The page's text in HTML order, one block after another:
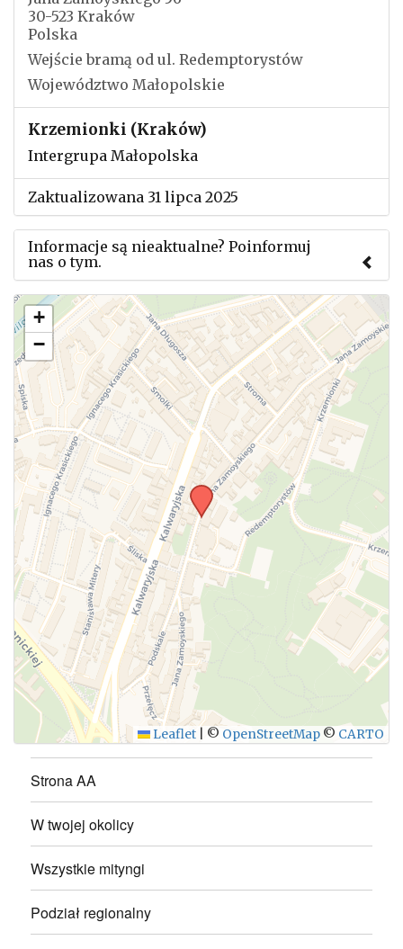
30-523 Kraków
Polska
Wejście bramą od ul. Redemptorystów
Województwo Małopolskie
Krzemionki (Kraków)
Intergrupa Małopolska
Zaktualizowana 31 lipca 2025
Informacje są nieaktualne? Poinformuj
nas o tym.
Użyj tego formularza aby przesłać informację o
zmianach w powyższym mityngu.
WYŚLIJ
+
−
Leaflet © OpenStreetMap © CARTO
Strona AA
W twojej okolicy
Wszystkie mityngi
Podział regionalny